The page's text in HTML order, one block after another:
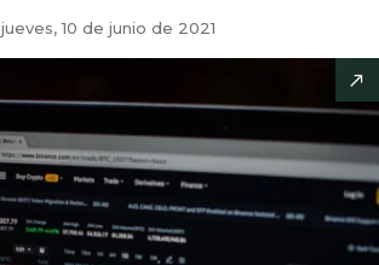
jueves, 10 de junio de 2021